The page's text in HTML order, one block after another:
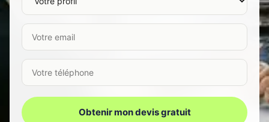
Votre email
Votre téléphone
Obtenir mon devis gratuit